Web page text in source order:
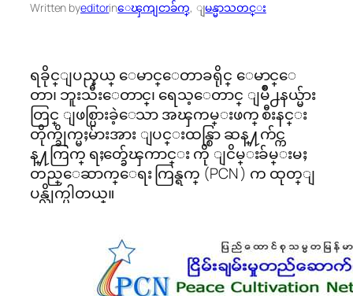
Written byeditorinေၾကျငာခ်က္, ျမန္မာသတင္း
ရခိုင္ျပည္နယ္ ေမာင္ေတာခရိုင္ ေမာင္ေ
တာ၊ ဘူးသီးေတာင္၊ ရေသ့ေတာင္ ျမိဳ႕နယ္မ်ား
တြင္ ျဖစ္ပြားခဲ့ေသာ အၾကမ္းဖက္ စီးနင္း
တိုက္ခိုက္မႈမ်ားအား ျပင္းထန္စြာ ဆန္႔က်င္က
န္႔ကြက္ ရႈတ္ခ်ေၾကာင္း ကို ျငိမ္းခ်မ္းမႈ
တည္ေဆာက္ေရး ကြန္ရက္ (PCN ) က ထုတ္ျ
ပန္လိုက္ပါတယ္။